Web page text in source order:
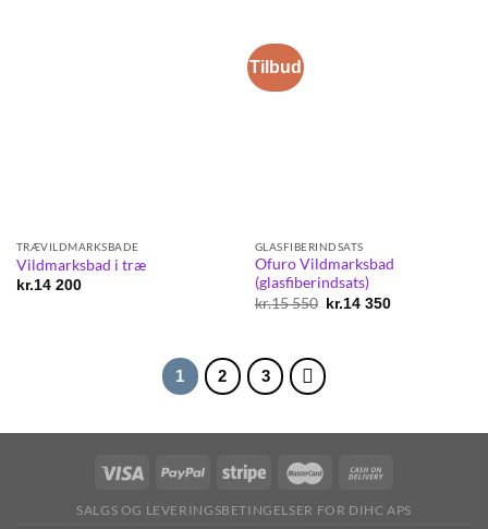
TRÆVILDMARKSBADE
Vildmarksbad i træ
kr.14 200
Tilbud
GLASFIBERINDSATS
Ofuro Vildmarksbad
(glasfiberindsats)
kr.15 550 Original
kr.14 350Current
1 2 3
SALGS OG LEVERINGSBETINGELSER FOR DIHC APS